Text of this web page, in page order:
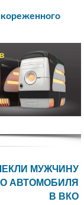
МУЖЧИНУ
АВТОМОБИЛЯ
В ВКО